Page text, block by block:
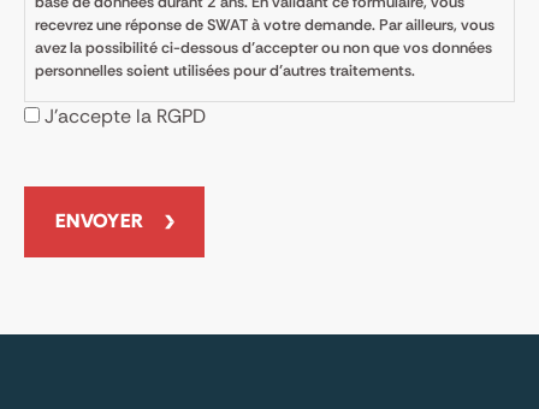
recevrez une réponse de SWAT à votre demande. Par ailleurs, vous
avez la possibilité ci-dessous d’accepter ou non que vos données
personnelles soient utilisées pour d’autres traitements.
J’accepte la RGPD